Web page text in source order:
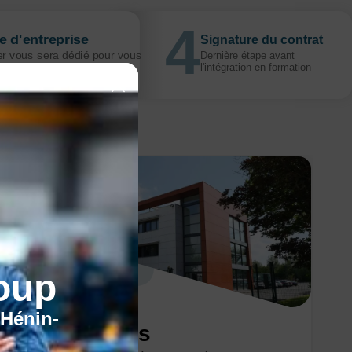
d'entreprise
vous sera dédié pour vous
Signature du contrat
Dernière étape avant
l'intégration en formation
Nos centres